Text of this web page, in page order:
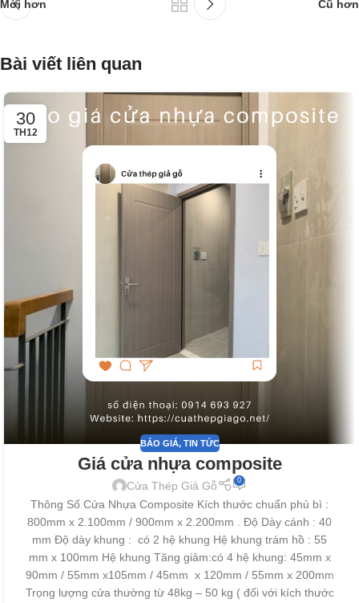
Mới hơn Cũ hơn
Bài viết liên quan
30
TH12
BÁO GIÁ, TIN TỨC
Giá cửa nhựa composite
Cửa Thép Giả Gỗ 0
Thông Số Cửa Nhựa Composite Kích thước chuẩn phủ bì :
800mm x 2.100mm / 900mm x 2.200mm . Độ Dày cánh : 40
mm Độ dày khung : có 2 hệ khung Hệ khung trám hồ : 55
mm x 100mm Hệ khung Tăng giảm:có 4 hệ khung: 45mm x
90mm / 55mm x105mm / 45mm x 120mm / 55mm x 200mm
Trọng lượng cửa thường từ 48kg – 50 kg ( đối với kích thước